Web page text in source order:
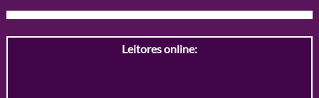
Leitores online: